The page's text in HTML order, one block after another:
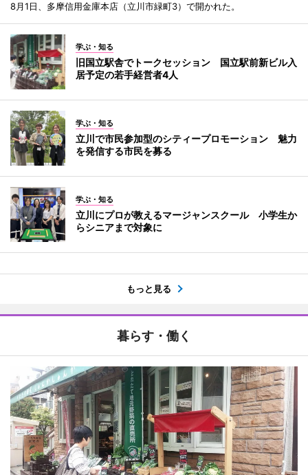
8月1日、多摩信用金庫本店（立川市緑町3）で開かれた。
学ぶ・知る
旧国立駅舎でトークセッション 国立駅前新ビル入
居予定の若手経営者4人
学ぶ・知る
立川で市民参加型のシティープロモーション 魅力
を発信する市民を募る
学ぶ・知る
立川にプロが教えるマージャンスクール 小学生か
らシニアまで対象に
もっと見る
暮らす・働く